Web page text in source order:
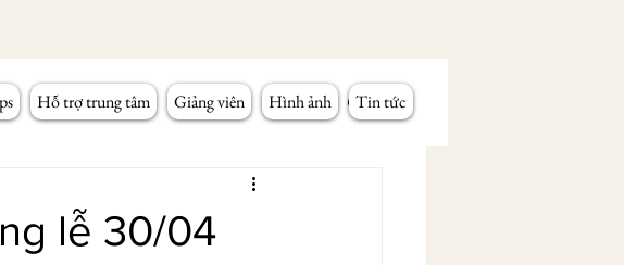
Hỗ trợ trung tâm Giảng viên Hình ảnh Tin tức
lễ 30/04